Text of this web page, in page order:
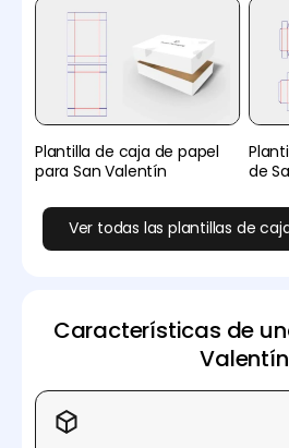
Plantilla de caja de papel
para San Valentín
de
Ver todas las plantillas de
Características de
Valentín